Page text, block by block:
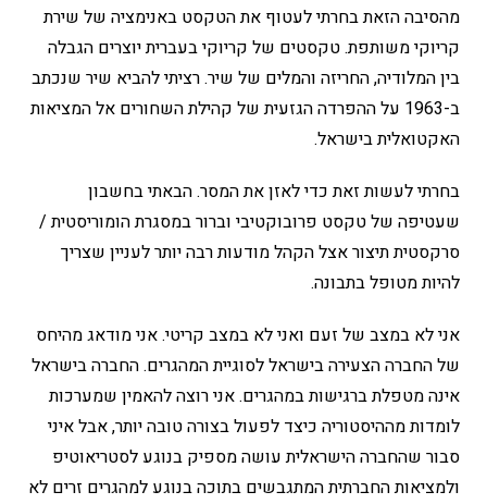
מהסיבה הזאת בחרתי לעטוף את הטקסט באנימציה של שירת
קריוקי משותפת. טקסטים של קריוקי בעברית יוצרים הגבלה
בין המלודיה, החריזה והמלים של שיר. רציתי להביא שיר שנכתב
ב-1963 על ההפרדה הגזעית של קהילת השחורים אל המציאות
האקטואלית בישראל.
בחרתי לעשות זאת כדי לאזן את המסר. הבאתי בחשבון
שעטיפה של טקסט פרובוקטיבי וברור במסגרת הומוריסטית /
סרקסטית תיצור אצל הקהל מודעות רבה יותר לעניין שצריך
להיות מטופל בתבונה.
אני לא במצב של זעם ואני לא במצב קריטי. אני מודאג מהיחס
של החברה הצעירה בישראל לסוגיית המהגרים. החברה בישראל
אינה מטפלת ברגישות במהגרים. אני רוצה להאמין שמערכות
לומדות מההיסטוריה כיצד לפעול בצורה טובה יותר, אבל איני
סבור שהחברה הישראלית עושה מספיק בנוגע לסטריאוטיפ
ולמציאות החברתית המתגבשים בתוכה בנוגע למהגרים זרים לא